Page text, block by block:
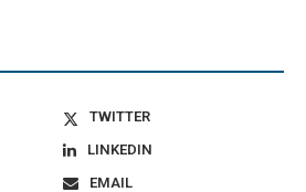
TWITTER
LINKEDIN
EMAIL